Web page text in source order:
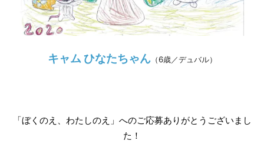
キャム ひなたちゃん（6歳／デュバル）
「ぼくのえ、 わたしのえ」へのご応募ありがとうございまし
た！